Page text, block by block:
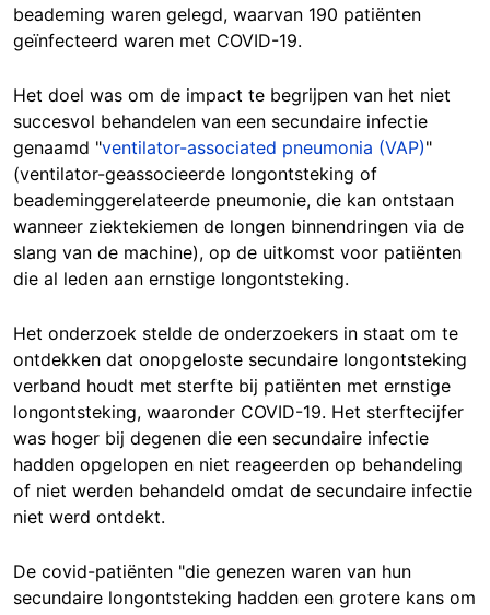
beademing waren gelegd, waarvan 190 patiënten
geïnfecteerd waren met COVID-19.
Het doel was om de impact te begrijpen van het niet
succesvol behandelen van een secundaire infectie
genaamd "ventilator-associated pneumonia (VAP)"
(ventilator-geassocieerde longontsteking of
beademinggerelateerde pneumonie, die kan ontstaan
wanneer ziektekiemen de longen binnendringen via de
slang van de machine), op de uitkomst voor patiënten
die al leden aan ernstige longontsteking.
Het onderzoek stelde de onderzoekers in staat om te
ontdekken dat onopgeloste secundaire longontsteking
verband houdt met sterfte bij patiënten met ernstige
longontsteking, waaronder COVID-19. Het sterftecijfer
was hoger bij degenen die een secundaire infectie
hadden opgelopen en niet reageerden op behandeling
of niet werden behandeld omdat de secundaire infectie
niet werd ontdekt.
De covid-patiënten "die genezen waren van hun
secundaire longontsteking hadden een grotere kans om